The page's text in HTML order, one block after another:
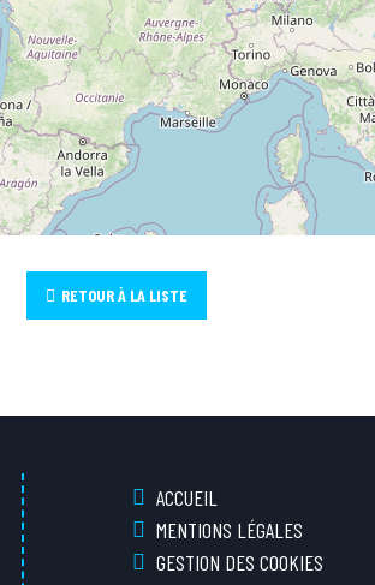
RETOUR À LA LISTE
ACCUEIL
MENTIONS LÉGALES
GESTION DES COOKIES